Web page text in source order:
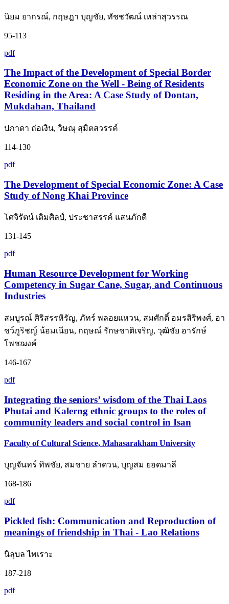
นิยม ยากรณ์, กฤษฎา บุญชัย, ทัชชวัฒน์ เหล่าสุวรรณ
95-113
pdf
The Impact of the Development of Special Border
Economic Zone on the Well - Being of Residents
Residing in the Area: A Case Study of Dontan,
Mukdahan, Thailand
ปภาดา ถ่อเงิน, วิษณุ สุมิตสวรรค์
114-130
pdf
The Development of Special Economic Zone: A Case
Study of Nong Khai Province
โศจิรัตน์ เติมศิลป์, ประชาสรรค์ แสนภักดี
131-145
pdf
Human Resource Development for Working
Competency in Sugar Cane, Sugar, and Continuous
Industries
สมบูรณ์ ศิริสรรหิรัญ, ภัทร์ พลอยแหวน, สมศักดิ์ อมรสิริพงศ์, อา
ชว์ภูริชญ์ น้อมเนียน, กฤษณ์ รักษชาติเจริญ, วุฒิชัย อารักษ์
โพชฌงค์
146-167
pdf
Integrating the seniors’ wisdom of the Thai Laos
Phutai and Kalerng ethnic groups to the roles of
community leaders and social control in Isan
Faculty of Cultural Science, Mahasarakham University
บุญจันทร์ ทิพชัย, สมชาย ลำดวน, บุญสม ยอดมาลี
168-186
pdf
Pickled fish: Communication and Reproduction of
meanings of friendship in Thai - Lao Relations
นิลุบล ไพเราะ
187-218
pdf